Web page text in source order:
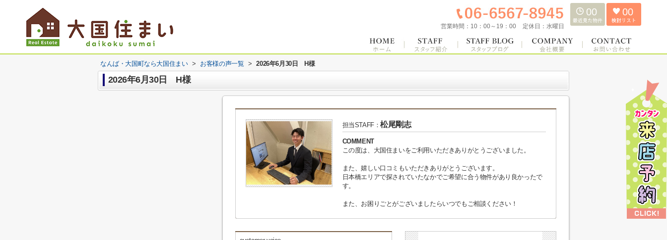
営業時間： 10：00～19：00 定休日： 水曜日
00 00
なんば・大国町なら大国住まい > お客様の声一覧 > 2026年6月30日 H様
2026年6月30日 H様
担当STAFF：松尾剛志
COMMENT
この度は、大国住まいをご利用いただきありがとうございました。
また、嬉しい口コミもいただきありがとうございます。
日本橋エリアで探されていたなかでご希望に合う物件があり良かったで
す。
また、お困りごとがございましたらいつでもご相談ください！